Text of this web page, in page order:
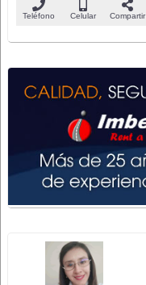
Teléfono Celular Compartir